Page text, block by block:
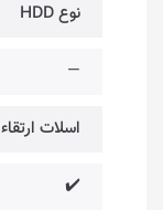
نوع HDD
—
اسلات ارتقاء HDD
✔️